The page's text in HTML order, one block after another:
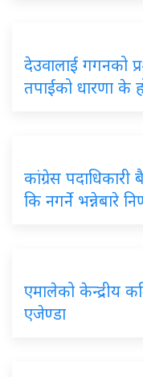
देउवालाई गगनको
तपाईंको धारणा के
कांग्रेस
कि नगर्ने भन्नेबारे
एमालेको केन्द्रीय
एजेण्डा